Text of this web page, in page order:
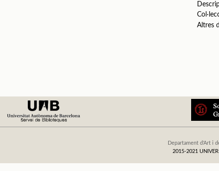
Altres
Departament d'Art i
2015-2021